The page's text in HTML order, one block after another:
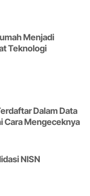
Menjadi
Teknologi
Dalam Data
Cara Mengeceknya
NISN